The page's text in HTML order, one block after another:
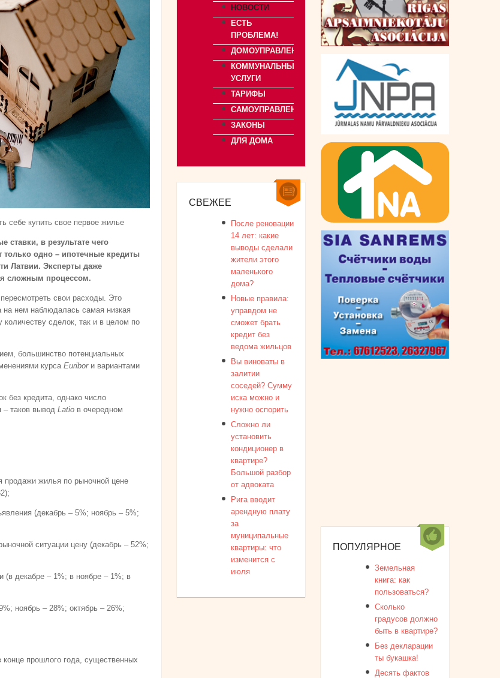
себе купить свое первое жилье
в результате чего
только одно – ипотечные кредиты
Латвии. Эксперты даже
сложным процессом.
свои расходы. Это
на нем наблюдалась самая низкая
сделок, так и в целом по
большинство потенциальных
курса Euriborи вариантами
без кредита, однако число
– таков вывод Latioв очередном
продажи жилья по рыночной цене
(декабрь – 5%; ноябрь – 5%;
ситуации цену (декабрь – 52%;
(в декабре – 1%; в ноябре – 1%; в
ноябрь – 28%; октябрь – 26%;
прошлого года, существенных
НОВОСТИ
ЕСТЬ
ПРОБЛЕМА!
ДОМОУПРАВЛЕНИЕ
КОММУНАЛЬНЫЕ
УСЛУГИ
ТАРИФЫ
САМОУПРАВЛЕНИЯ
ЗАКОНЫ
ДЛЯ ДОМА
СВЕЖЕЕ
После реновации
14 лет: какие
выводы сделали
жители этого
маленького
дома?
Новые правила:
управдом не
сможет брать
кредит без
ведома жильцов
Вы виноваты в
залитии
соседей? Сумму
иска можно и
нужно оспорить
Сложно ли
установить
кондиционер в
квартире?
Большой разбор
от адвоката
Рига вводит
арендную плату
за
муниципальные
квартиры: что
изменится с
июля
ПОПУЛЯРНОЕ
Земельная
книга: как
пользоваться?
Сколько
градусов должно
быть в квартире?
Без декларации
ты букашка!
Десять фактов